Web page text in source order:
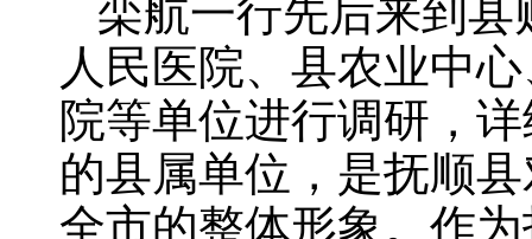
栾航一行先后来到
人民医院、县农业中
院等单位进行调研，
的县属单位，是抚顺
全市的整体形象。作